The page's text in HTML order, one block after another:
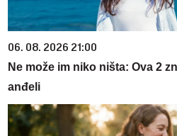
06. 08. 2026 21:00
Ne može im niko ništa: Ova 2
anđeli